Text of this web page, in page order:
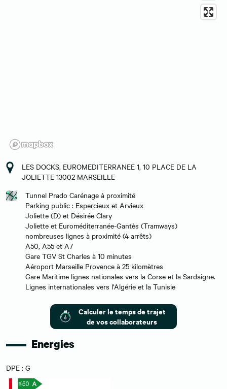
LES DOCKS, EUROMEDITERRANEE 1, 10 PLACE DE LA
JOLIETTE 13002 MARSEILLE
Tunnel Prado Carénage à proximité
Parking public : Espercieux et Arvieux
Joliette (D) et Désirée Clary
Joliette et Euroméditerranée-Gantès (Tramways)
nombreuses lignes à proximité (4 arrêts)
A50, A55 et A7
Gare TGV St Charles à 10 minutes
Aéroport Marseille Provence à 25 kilomètres
Gare Maritime lignes nationales vers la Corse et la Sardaigne.
Lignes internationales vers l'Algérie et la Tunisie
Calculer le temps de trajet
de vos collaborateurs
Energies
DPE : G